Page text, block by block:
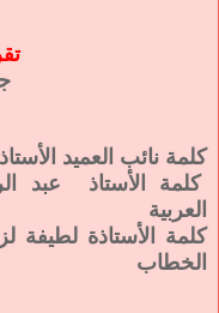
كلمة نائب العميد
كلمة الأستاذ عبد
العربية
كلمة الأستاذة لطيفة
الخطاب